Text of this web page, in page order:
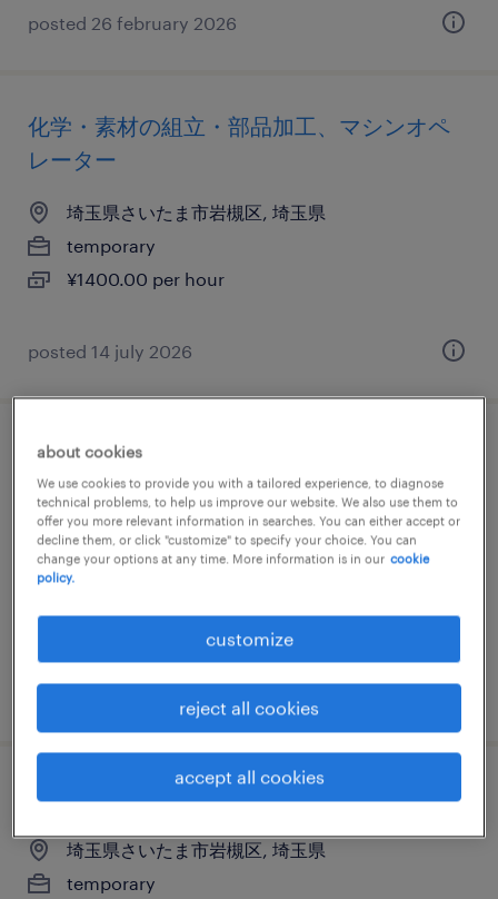
posted 26 february 2026
化学・素材の組立・部品加工、マシンオペ
レーター
埼玉県さいたま市岩槻区, 埼玉県
temporary
¥1400.00 per hour
posted 14 july 2026
建設・設備の仕分け・ピッキング・梱包、
設備管理・マシンメンテナンス、検品、清
掃
埼玉県さいたま市岩槻区, 埼玉県
¥1300.00 per hour
posted 24 september 2025
食料品の仕分け・ピッキング・梱包
埼玉県さいたま市岩槻区, 埼玉県
temporary
about cookies
We use cookies to provide you with a tailored experience, to diagnose
technical problems, to help us improve our website. We also use them to
offer you more relevant information in searches. You can either accept or
decline them, or click "customize" to specify your choice. You can
change your options at any time. More information is in our cookie
policy.
customize
reject all cookies
accept all cookies